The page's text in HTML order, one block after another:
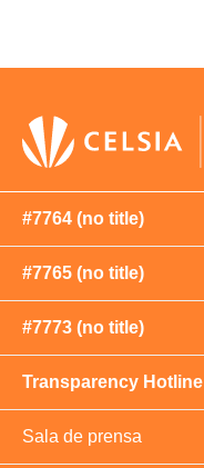
#7764 (no title)
#7765 (no title)
Sala de prensa
#7773 (no title)
Transparency Hotline